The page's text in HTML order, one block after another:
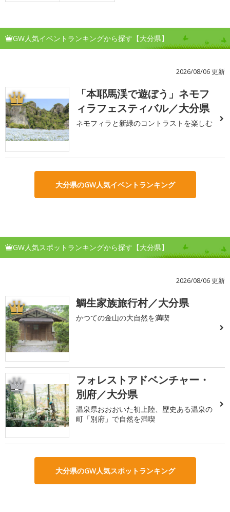
GW人気イベントランキングから探す【大分県】
2026/08/06 更新
1
「本耶馬渓で遊ぼう」ネモフ
ィラフェスティバル／大分県
ネモフィラと新緑のコントラストを楽しむ
大分県のGW人気イベントランキング
GW人気スポットランキングから探す【大分県】
2026/08/06 更新
1 鯛生家族旅行村／大分県
かつての金山の大自然を満喫
2
フォレストアドベンチャー・
別府／大分県
温泉県おおおいた初上陸、歴史ある温泉の
町「別府」で自然を満喫
大分県のGW人気スポットランキング